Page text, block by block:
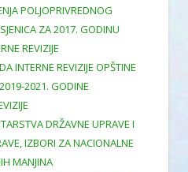
POLJOPRIVREDNOG
ZA 2017. GODINU
REVIZIJE
INTERNE REVIZIJE OPŠTINE
2021. GODINE
DRŽAVNE UPRAVE I
IZBORI ZA NACIONALNE
MANJINA